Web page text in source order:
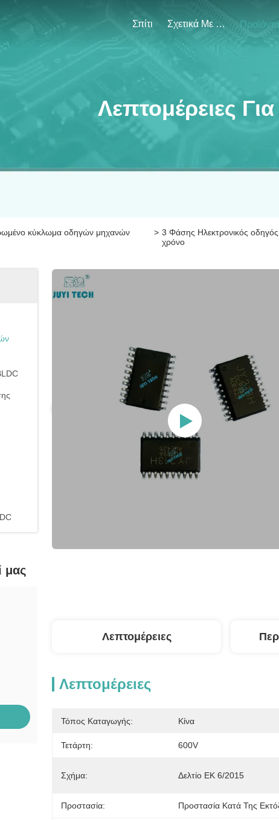
Σπίτι Σχετικά Με Εμάς Προϊόντα
Λεπτομέρειες
κύκλωμα οδηγών μηχανών
> 3 Φάσης Ηλεκτρονικός
χρόνο
μας
Λεπτομέρειες
Λεπτομέρειες
Τόπος Καταγωγής: Κίνα
Τετάρτη: 600V
Σχήμα: Δελτίο ΕΚ 6/2015
Προστασία: Προστασία Κατά Της